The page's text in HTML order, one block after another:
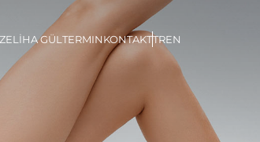
GÜL TERMINKONTAKTTREN